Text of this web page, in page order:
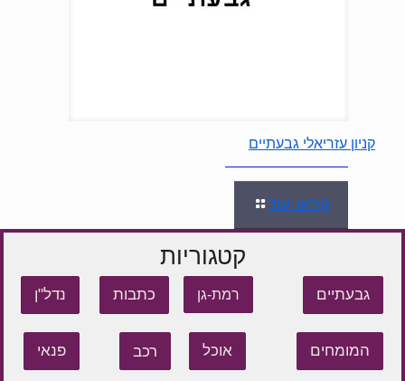
קניון עזריאלי גבעתיים
קראו עוד
קטגוריות
גבעתיים רמת-גן כתבות נדל"ן
המומחים אוכל רכב פנאי